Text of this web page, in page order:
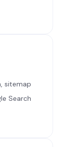
sitemap
Search